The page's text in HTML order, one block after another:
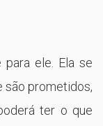
para ele. Ela se
são prometidos,
ter o que